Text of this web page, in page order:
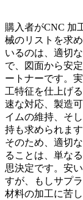
購入者がCNC 加
械のリストを求
いるのは、適切
で、図面から安
ートナーです。
工特征を仕上げ
速な対応、製造
イムの維持、そ
持も求められます
そのため、適切な
ることは、単な
思決定です。安
すが、もしサプ
材料の加工に苦